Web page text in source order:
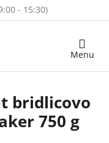
Nákupný
bridlicovo
750 g